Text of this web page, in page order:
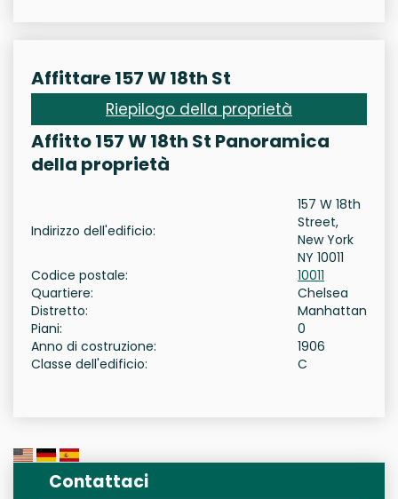
Affittare 157 W 18th St
Riepilogo della proprietà
Affitto 157 W 18th St Panoramica
della proprietà
Indirizzo dell'edificio:
157 W 18th
Street,
New York
NY 10011
Codice postale:
10011
Quartiere:
Chelsea
Distretto:
Manhattan
Piani:
0
Anno di costruzione:
1906
Classe dell'edificio:
C
Contattaci